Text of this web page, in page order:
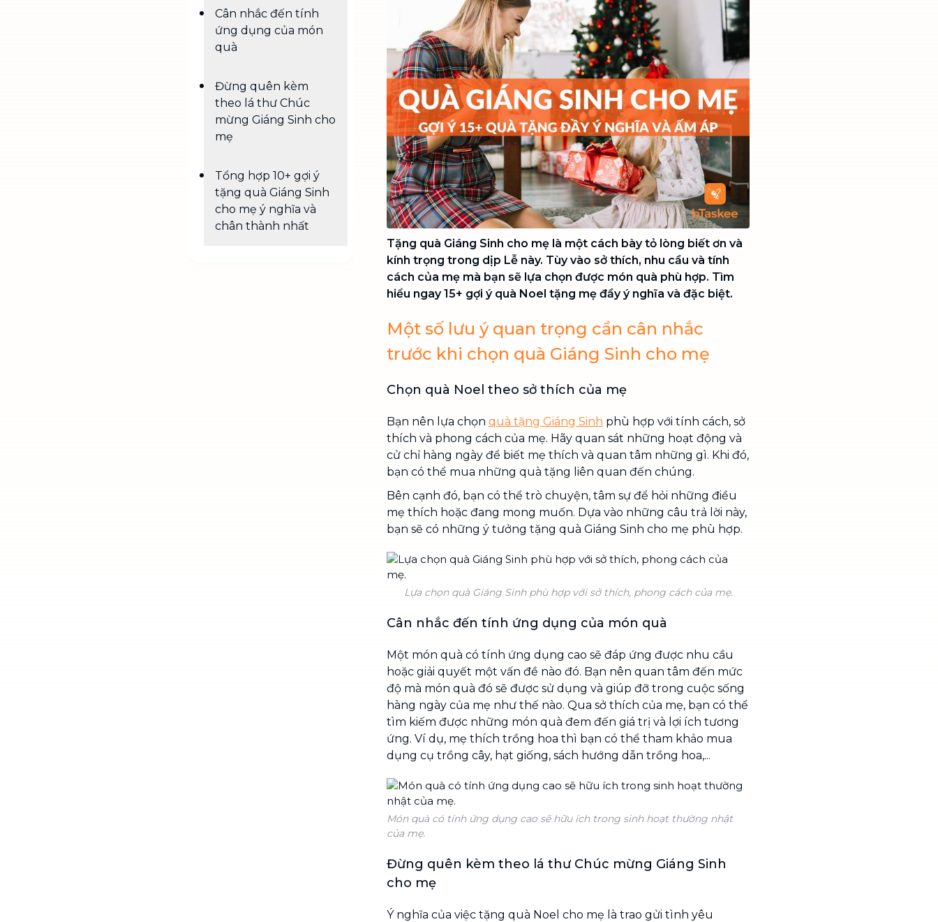
Chuyển nhà trọn gói, không lo dọn
dẹp nơi đi nơi đến
Vệ sinh công nghiệp NEW
Vệ sinh chuyên nghiệp cho văn
phòng, nhà xưởng, công trình lớn
Cân nhắc đến tính
ứng dụng của món
quà
Đừng quên kèm
theo lá thư Chúc
mừng Giáng Sinh cho
mẹ
Tổng hợp 10+ gợi ý
tặng quà Giáng Sinh
cho mẹ ý nghĩa và
chân thành nhất
Tặng quà Giáng Sinh cho mẹ là một cách bày tỏ lòng biết ơn và
kính trọng trong dịp Lễ này. Tùy vào sở thích, nhu cầu và tính
cách của mẹ mà bạn sẽ lựa chọn được món quà phù hợp. Tìm
hiểu ngay 15+ gợi ý quà Noel tặng mẹ đầy ý nghĩa và đặc biệt.
Một số lưu ý quan trọng cần cân nhắc
trước khi chọn quà Giáng Sinh cho mẹ
Chọn quà Noel theo sở thích của mẹ
Bạn nên lựa chọn quà tặng Giáng Sinh phù hợp với tính cách, sở
thích và phong cách của mẹ. Hãy quan sát những hoạt động và
cử chỉ hàng ngày để biết mẹ thích và quan tâm những gì. Khi đó,
bạn có thể mua những quà tặng liên quan đến chúng.
Bên cạnh đó, bạn có thể trò chuyện, tâm sự để hỏi những điều
mẹ thích hoặc đang mong muốn. Dựa vào những câu trả lời này,
bạn sẽ có những ý tưởng tặng quà Giáng Sinh cho mẹ phù hợp.
Lựa chọn quà Giáng Sinh phù hợp với sở thích, phong cách của mẹ.
Cân nhắc đến tính ứng dụng của món quà
Một món quà có tính ứng dụng cao sẽ đáp ứng được nhu cầu
hoặc giải quyết một vấn đề nào đó. Bạn nên quan tâm đến mức
độ mà món quà đó sẽ được sử dụng và giúp đỡ trong cuộc sống
hàng ngày của mẹ như thế nào. Qua sở thích của mẹ, bạn có thể
tìm kiếm được những món quà đem đến giá trị và lợi ích tương
ứng. Ví dụ, mẹ thích trồng hoa thì bạn có thể tham khảo mua
dụng cụ trồng cây, hạt giống, sách hướng dẫn trồng hoa,...
Món quà có tính ứng dụng cao sẽ hữu ích trong sinh hoạt thường nhật
của mẹ.
Đừng quên kèm theo lá thư Chúc mừng Giáng Sinh
cho mẹ
Ý nghĩa của việc tặng quà Noel cho mẹ là trao gửi tình yêu